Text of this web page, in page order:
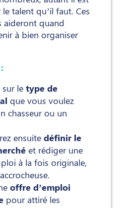
talent qu’il faut. Ces
aideront quand
à bien organiser
sur le type de
que vous voulez
chasseur ou un
ensuite définir le
et rédiger une
à la fois originale,
offre d’emploi
pour attiré les